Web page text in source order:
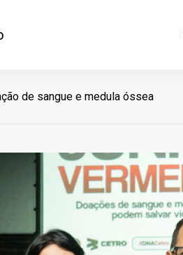
de sangue e medula óssea